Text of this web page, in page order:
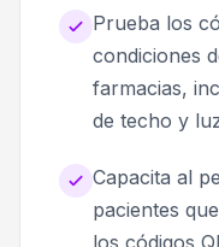
Prueba los
condiciones
farmacias,
de techo y
Capacita al
pacientes
los códigos